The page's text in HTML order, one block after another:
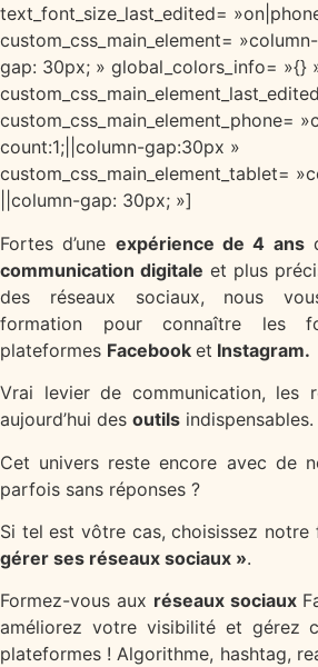
text_font_size_last_edited=
custom_css_main_element=
gap: 30px; » global_colors_info= »{}
custom_css_main_element_phone=
count:1;||column-gap:30px »
custom_css_main_element_tablet=
||column-gap: 30px; »]
Fortes d’une expérience de 4 ans
communication digitale et plus
des réseaux sociaux, nous
formation pour connaître les
plateformes Facebook et Instagram.
Vrai levier de communication, les
aujourd’hui des outils indispensables.
Cet univers reste encore avec de
parfois sans réponses ?
Si tel est vôtre cas, choisissez notre
gérer ses réseaux sociaux ».
Formez-vous aux réseaux sociaux
améliorez votre visibilité et gérez
plateformes ! Algorithme, hashtag,